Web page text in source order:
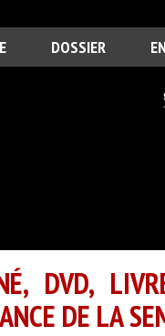
DOSSIER
DVD,
DE LA